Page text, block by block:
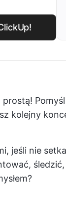
kolejny
jeśli nie